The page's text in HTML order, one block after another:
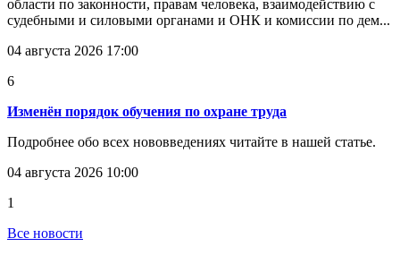
области по законности, правам человека, взаимодействию с
судебными и силовыми органами и ОНК и комиссии по дем...
04 августа 2026 17:00
6
Изменён порядок обучения по охране труда
Подробнее обо всех нововведениях читайте в нашей статье.
04 августа 2026 10:00
1
Все новости